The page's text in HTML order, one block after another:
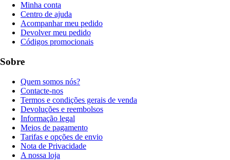
Minha conta
Centro de ajuda
Acompanhar meu pedido
Devolver meu pedido
Códigos promocionais
Sobre
Quem somos nós?
Contacte-nos
Termos e condições gerais de venda
Devoluções e reembolsos
Informação legal
Meios de pagamento
Tarifas e opções de envio
Nota de Privacidade
A nossa loja